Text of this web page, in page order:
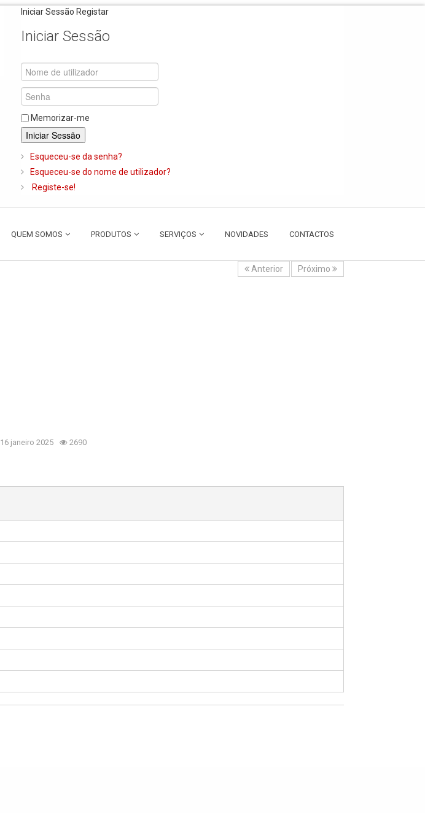
Iniciar Sessão Registar
Iniciar Sessão
Memorizar-me
Iniciar Sessão
Esqueceu-se da senha?
Esqueceu-se do nome de utilizador?
Registe-se!
QUEM SOMOS PRODUTOS SERVIÇOS NOVIDADES CONTACTOS
Anterior Próximo
16 janeiro 2025 2690